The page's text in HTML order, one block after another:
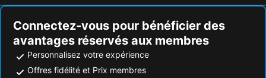
Connectez-vous pour bénéficier des
avantages réservés aux membres
Personnalisez votre expérience
Offres fidélité et Prix membres